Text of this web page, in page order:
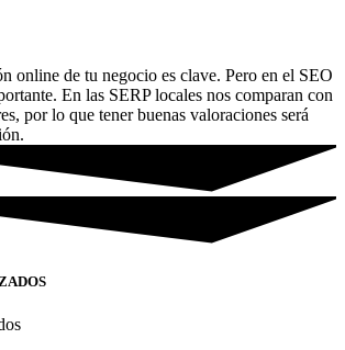
online de tu negocio es clave. Pero en el SEO
En las SERP locales nos comparan con
por lo que tener buenas valoraciones será